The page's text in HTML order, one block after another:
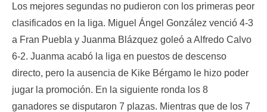
Los mejores segundas no pudieron con los primeras peor
clasificados en la liga. Miguel Ángel González venció 4-3
a Fran Puebla y Juanma Blázquez goleó a Alfredo Calvo
6-2. Juanma acabó la liga en puestos de descenso
directo, pero la ausencia de Kike Bérgamo le hizo poder
jugar la promoción. En la siguiente ronda los 8
ganadores se disputaron 7 plazas. Mientras que de los 7